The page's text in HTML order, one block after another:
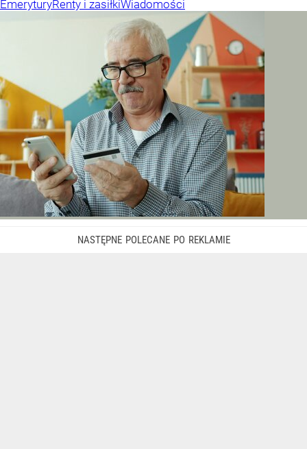
EmeryturyRenty i zasiłkiWiadomości